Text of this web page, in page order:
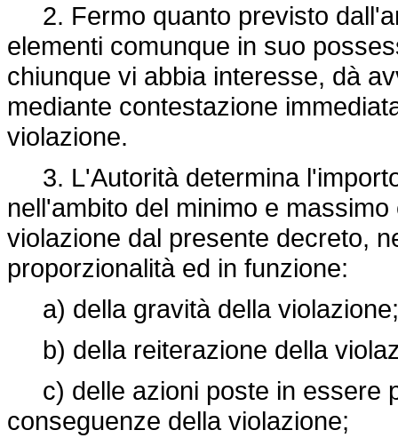
2. Fermo quanto previsto
elementi comunque in suo
chiunque vi abbia interesse, dà
mediante contestazione
violazione.
3. L'Autorità determina
nell'ambito del minimo e
violazione dal presente decreto,
proporzionalità ed in funzione:
a) della gravità della violazione;
b) della reiterazione della
c) delle azioni poste in essere
conseguenze della violazione;